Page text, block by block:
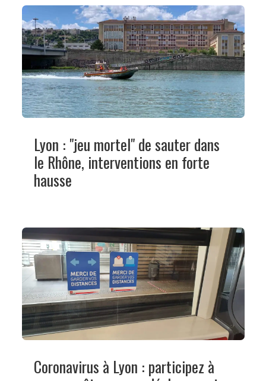
Lyon : "jeu mortel" de sauter dans
le Rhône, interventions en forte
hausse
Coronavirus à Lyon : participez à